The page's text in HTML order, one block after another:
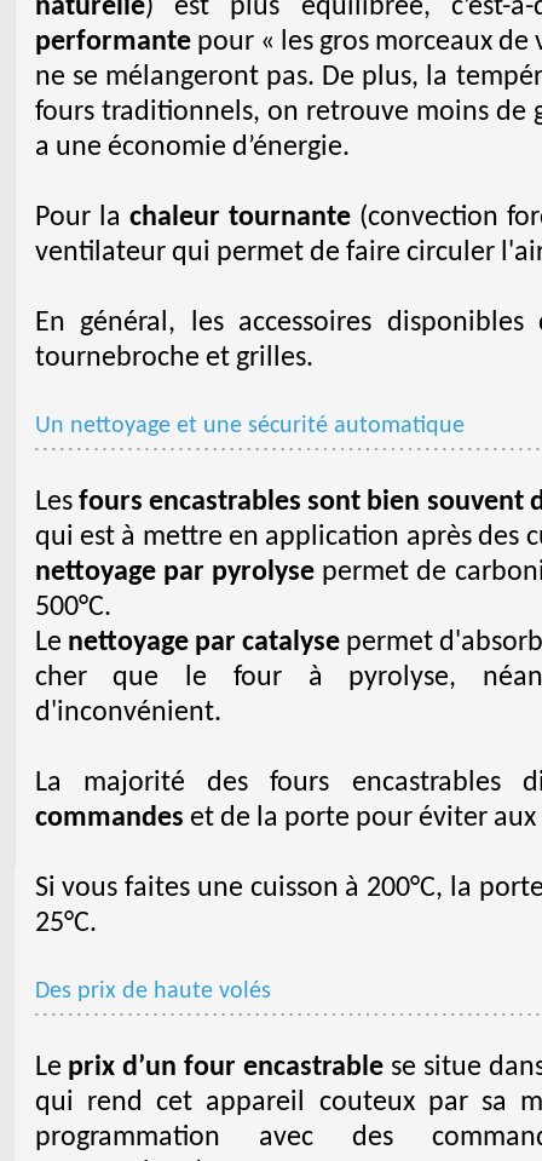
naturelle) est plus équilibrée, c’est-
performantepour « les gros morceaux de
ne se mélangeront pas. De plus, la
fours traditionnels, on retrouve moins de
a une économie d’énergie.
Pour la chaleur tournante(convection
ventilateur qui permet de faire circuler
En général, les accessoires
tournebroche et grilles.
Un nettoyage et une sécurité automatique
Les fours encastrables sont bien souvent
qui est à mettre en application après des
nettoyage par pyrolysepermet de
500°C.
Le nettoyage par catalysepermet
cher que le four à pyrolyse,
d'inconvénient.
La majorité des fours encastrables
commandes et de la porte pour éviter aux
Si vous faites une cuisson à 200°C, la
25°C.
Des prix de haute volés
Le prix d’un four encastrable se situe
qui rend cet appareil couteux par sa
programmation avec des